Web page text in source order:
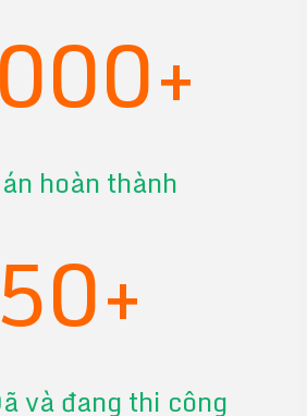
hoàn thành
50+
và đang thi công